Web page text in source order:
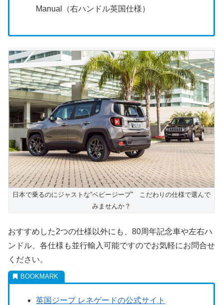
Manual（右ハンドル英国仕様）
日本で乗るのにジャストな”ベビージープ” こだわりの仕様で選んで
みませんか？
おすすめした2つの仕様以外にも、80周年記念車や左右ハ
ンドル、各仕様も並行輸入可能ですのでお気軽にお問合せ
ください。
英国ジープ レネゲードの公式サイト